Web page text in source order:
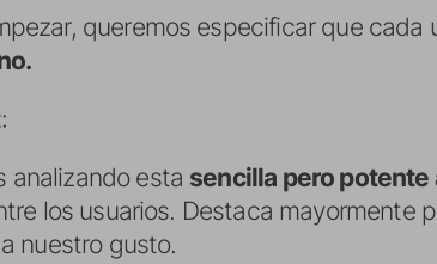
queremos especificar que cada
:
analizando esta sencilla pero potente
los usuarios. Destaca mayormente
nuestro gusto.